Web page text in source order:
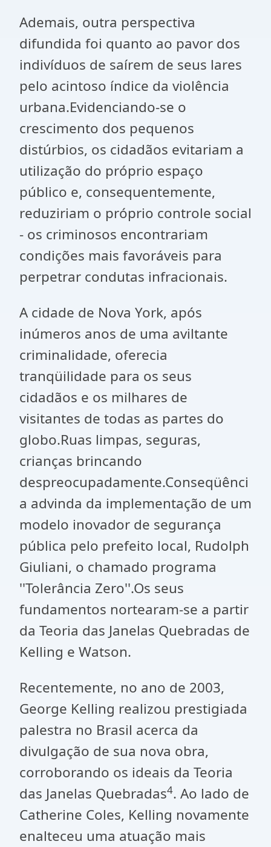
Ademais, outra perspectiva
difundida foi quanto ao pavor dos
indivíduos de saírem de seus lares
pelo acintoso índice da violência
urbana.Evidenciando-se o
crescimento dos pequenos
distúrbios, os cidadãos evitariam a
utilização do próprio espaço
público e, consequentemente,
reduziriam o próprio controle social
- os criminosos encontrariam
condições mais favoráveis para
perpetrar condutas infracionais.
A cidade de Nova York, após
inúmeros anos de uma aviltante
criminalidade, oferecia
tranqüilidade para os seus
cidadãos e os milhares de
visitantes de todas as partes do
globo.Ruas limpas, seguras,
crianças brincando
despreocupadamente.Conseqüênci
a advinda da implementação de um
modelo inovador de segurança
pública pelo prefeito local, Rudolph
Giuliani, o chamado programa
''Tolerância Zero''.Os seus
fundamentos nortearam-se a partir
da Teoria das Janelas Quebradas de
Kelling e Watson.
Recentemente, no ano de 2003,
George Kelling realizou prestigiada
palestra no Brasil acerca da
divulgação de sua nova obra,
corroborando os ideais da Teoria
das Janelas Quebradas4. Ao lado de
Catherine Coles, Kelling novamente
enalteceu uma atuação mais